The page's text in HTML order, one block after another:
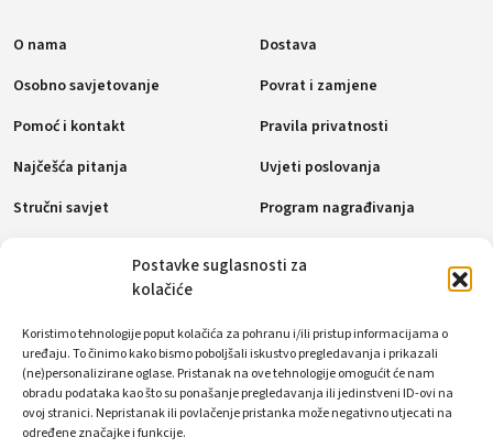
Postavke suglasnosti za
kolačiće
Koristimo tehnologije poput kolačića za pohranu i/ili pristup informacijama o
uređaju. To činimo kako bismo poboljšali iskustvo pregledavanja i prikazali
(ne)personalizirane oglase. Pristanak na ove tehnologije omogućit će nam
obradu podataka kao što su ponašanje pregledavanja ili jedinstveni ID-ovi na
ovoj stranici. Nepristanak ili povlačenje pristanka može negativno utjecati na
određene značajke i funkcije.
O nama
Osobno savjetovanje
Pomoć i kontakt
Najčešća pitanja
Stručni savjet
Dostava
Povrat i zamjene
Pravila privatnosti
Uvjeti poslovanja
Program nagrađivanja
Društvene mreže